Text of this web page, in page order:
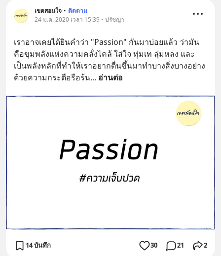
เขตสอนใจ • ติดตาม
24 ม.ค. 2020 เวลา 15:39 • ปรัชญา
เราอาจเคยได้ยินคำว่า "Passion" กันมาบ่อยแล้ว ว่ามัน
คือขุมพลังแห่งความคลั่งไคล้ ใส่ใจ ทุ่มเท ลุ่มหลง และ
เป็นพลังหลักที่ทำให้เราอยากตื่นขึ้นมาทำบางสิ่งบางอย่าง
ด้วยความกระตือรือร้น... อ่านต่อ
14 บันทึก 30 21 2